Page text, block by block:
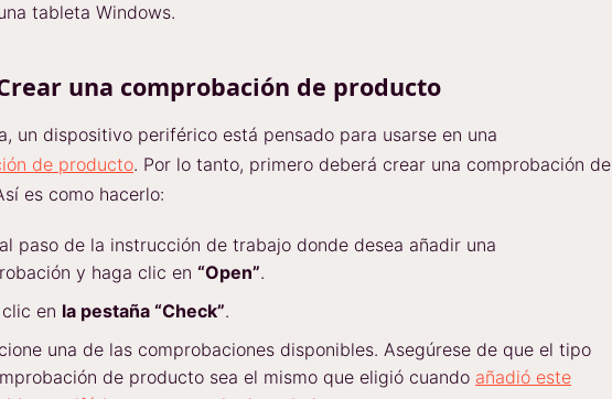
tableta Windows.
una comprobación de producto
un dispositivo periférico está pensado para usarse en una
de producto. Por lo tanto, primero deberá crear una comprobación de
es como hacerlo:
paso de la instrucción de trabajo donde desea añadir una
y haga clic en “Open”.
en la pestaña “Check”.
una de las comprobaciones disponibles. Asegúrese de que el tipo
de producto sea el mismo que eligió cuando añadió este